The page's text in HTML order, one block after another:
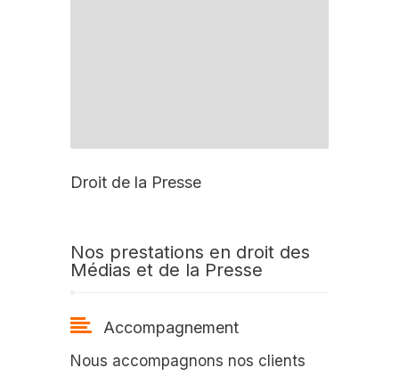
Droit de la Presse
Nos prestations en droit des
Médias et de la Presse
Accompagnement
Nous accompagnons nos clients